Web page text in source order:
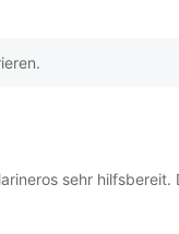
sehr hilfsbereit.